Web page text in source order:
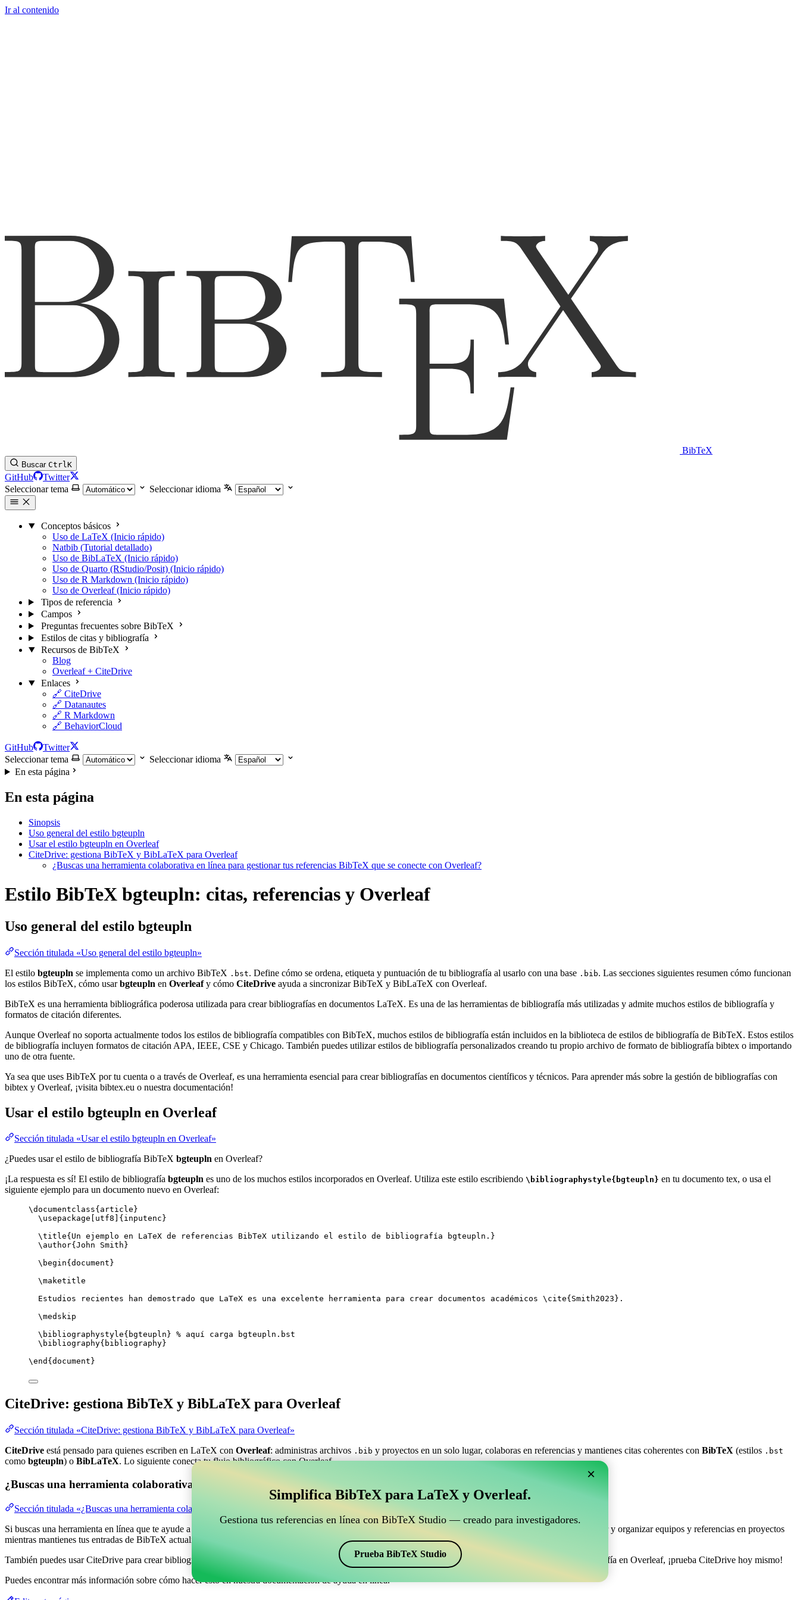
Ir al contenido
BibTeX
Buscar CtrlK
GitHub
Twitter
Seleccionar tema
Seleccionar idioma
Conceptos básicos
Uso de LaTeX (Inicio rápido)
Natbib (Tutorial detallado)
Uso de BibLaTeX (Inicio rápido)
Uso de Quarto (RStudio/Posit) (Inicio rápido)
Uso de R Markdown (Inicio rápido)
Uso de Overleaf (Inicio rápido)
Tipos de referencia
Campos
Preguntas frecuentes sobre BibTeX
Estilos de citas y bibliografía
Recursos de BibTeX
Blog
Overleaf + CiteDrive
Enlaces
🔗 CiteDrive
🔗 Datanautes
🔗 R Markdown
🔗 BehaviorCloud
GitHub
Twitter
Seleccionar tema
Seleccionar idioma
En esta página
En esta página
Sinopsis
Uso general del estilo bgteupln
Usar el estilo bgteupln en Overleaf
CiteDrive: gestiona BibTeX y BibLaTeX para Overleaf
¿Buscas una herramienta colaborativa en línea para gestionar tus referencias BibTeX que se conecte con Overleaf?
Estilo BibTeX bgteupln: citas, referencias y Overleaf
Uso general del estilo bgteupln
Sección titulada «Uso general del estilo bgteupln»
El estilo bgteupln se implementa como un archivo BibTeX .bst. Define cómo se ordena, etiqueta y puntuación de tu bibliografía al usarlo con una base .bib. Las secciones siguientes resumen cómo funcionan
los estilos BibTeX, cómo usarbgteupln en Overleafy cómo CiteDrive ayuda a sincronizar BibTeX y BibLaTeX con Overleaf.
BibTeX es una herramienta bibliográfica poderosa utilizada para crear bibliografías en documentos LaTeX. Es una de las herramientas de bibliografía más utilizadas y admite muchos estilos de bibliografía y
formatos de citación diferentes.
Aunque Overleaf no soporta actualmente todos los estilos de bibliografía compatibles con BibTeX, muchos estilos de bibliografía están incluidos en la biblioteca de estilos de bibliografía de BibTeX. Estos estilos
de bibliografía incluyen formatos de citación APA, IEEE, CSE y Chicago. También puedes utilizar estilos de bibliografía personalizados creando tu propio archivo de formato de bibliografía bibtex o importando
uno de otra fuente.
Ya sea que uses BibTeX por tu cuenta o a través de Overleaf, es una herramienta esencial para crear bibliografías en documentos científicos y técnicos. Para aprender más sobre la gestión de bibliografías con
bibtex y Overleaf, ¡visita bibtex.eu o nuestra documentación!
Usar el estilo bgteupln en Overleaf
Sección titulada «Usar el estilo bgteupln en Overleaf»
¿Puedes usar el estilo de bibliografía BibTeX bgteupln en Overleaf?
¡La respuesta es sí! El estilo de bibliografía bgteupln es uno de los muchos estilos incorporados en Overleaf. Utiliza este estilo escribiendo \bibliographystyle{bgteupln} en tu documento tex, o usa el
siguiente ejemplo para un documento nuevo en Overleaf:
\documentclass{ article }
\usepackage
utf8 ]{ inputenc }
\title{Un ejemplo en LaTeX de referencias BibTeX utilizando el estilo de bibliografía bgteupln.}
\author{John Smith}
\begin{ document }
\maketitle
Estudios recientes han demostrado que LaTeX es una excelente herramienta para crear documentos académicos \cite{ Smith2023 }.
\medskip
\bibliographystyle{bgteupln} % aquí carga bgteupln.bst
\bibliography{bibliography}
\end { document }
CiteDrive: gestiona BibTeX y BibLaTeX para Overleaf
Sección titulada «CiteDrive: gestiona BibTeX y BibLaTeX para Overleaf»
CiteDrive está pensado para quienes escriben en LaTeX con Overleaf: administras archivos .bib y proyectos en un solo lugar, colaboras en referencias y mantienes citas coherentes con BibTeX (estilos .bst
como bgteupln) o BibLaTeX. Lo siguiente conecta tu flujo bibliográfico con Overleaf.
¿Buscas una herramienta colaborativa en línea para gestionar tus referencias BibTeX que se conecte con Overleaf?
Sección titulada «¿Buscas una herramienta colaborativa en línea para gestionar tus referencias BibTeX que se conecte con Overleaf?»
Si buscas una herramienta en línea que te ayude a gestionar tus referencias, citas y bibliografía en Overleaf, ¡CiteDrive puede ser perfecta! Te permite coleccionar y organizar equipos y referencias en proyectos
mientras mantienes tus entradas de BibTeX actualizadas en tu proyecto de Overleaf.
También puedes usar CiteDrive para crear bibliografías y citas en varios estilos, incluyendo bgteupln. Así que si buscas una manera fácil de gestionar tu bibliografía en Overleaf, ¡prueba CiteDrive hoy mismo!
Puedes encontrar más información sobre cómo hacer esto en nuestra documentación de ayuda en línea.
×
Simplifica BibTeX para LaTeX y Overleaf.
Gestiona tus referencias en línea con BibTeX Studio — creado para investigadores.
Prueba BibTeX Studio